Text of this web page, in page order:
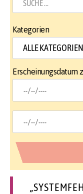
Kategorien
Erscheinungsdatum